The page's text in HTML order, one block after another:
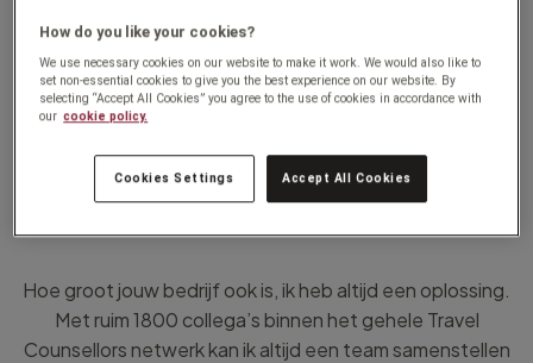
bestaan of een fantastisch salesjaar wilt vieren. Jouw
zakelijke reis is bij mij in goede handen.
ook de wensen van de reizigers zoals dieetwensen en
stoelvoorkeuren. Alle zakelijke reizen die jullie vanaf nu
Hoe groot jouw bedrijf ook is, ik heb altijd een oplossing.
Met ruim 1800 collega’s binnen het gehele Travel
Counsellors netwerk kan ik altijd een team samenstellen
How do you like your cookies?
We use necessary cookies on our website to make it work. We would also like to
set non-essential cookies to give you the best experience on our website. By
selecting “Accept All Cookies” you agree to the use of cookies in accordance with
our cookie policy.
Cookies Settings Accept All Cookies